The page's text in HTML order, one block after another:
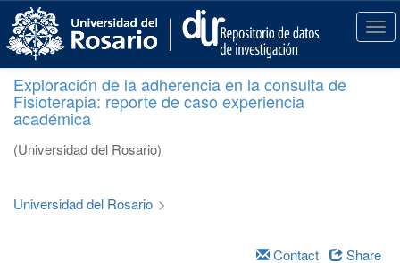
p
T
o
g
t
Exploración de la adherencia en la consulta de
Fisioterapia: reporte de caso experiencia
académica
(Universidad del Rosario)
Universidad del Rosario >
Contact Share